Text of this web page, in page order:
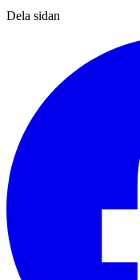
Dela sidan